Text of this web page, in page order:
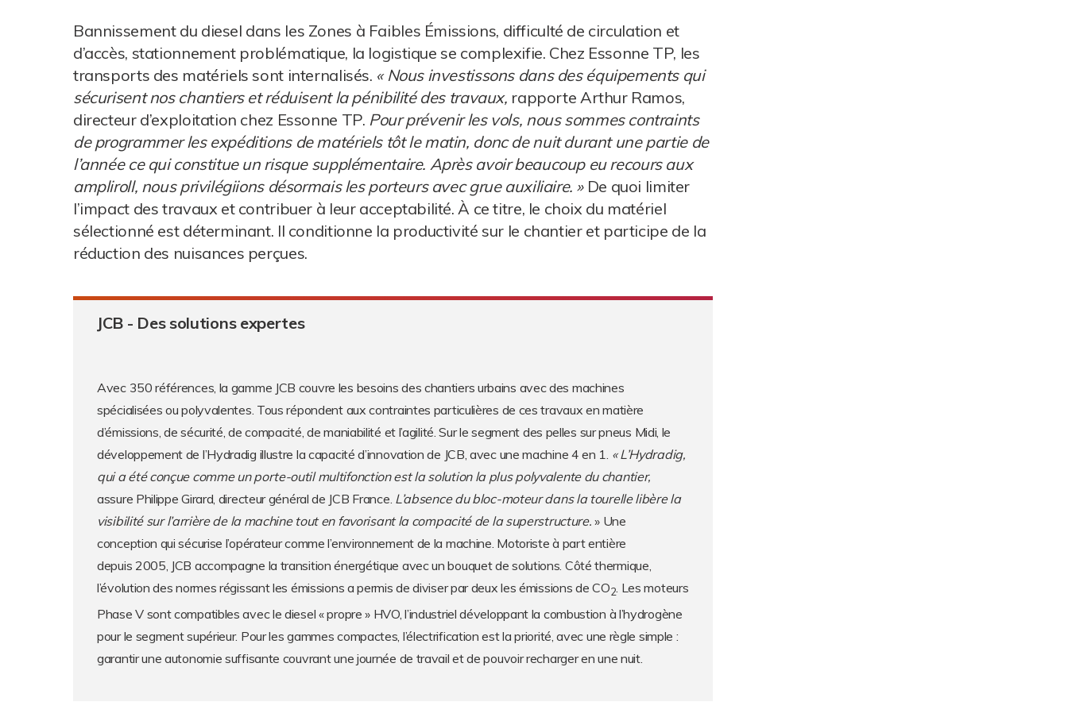
Bannissement du diesel dans les Zones à Faibles Émissions, difficulté de circulation et
d’accès, stationnement problématique, la logistique se complexifie. Chez Essonne TP, les
transports des matériels sont internalisés. « Nous investissons dans des équipements qui
sécurisent nos chantiers et réduisent la pénibilité des travaux, rapporte Arthur Ramos,
directeur d’exploitation chez Essonne TP. Pour prévenir les vols, nous sommes contraints
de programmer les expéditions de matériels tôt le matin, donc de nuit durant une partie de
l’année ce qui constitue un risque supplémentaire. Après avoir beaucoup eu recours aux
ampliroll, nous privilégiions désormais les porteurs avec grue auxiliaire. » De quoi limiter
l’impact des travaux et contribuer à leur acceptabilité. À ce titre, le choix du matériel
sélectionné est déterminant. Il conditionne la productivité sur le chantier et participe de la
réduction des nuisances perçues.
JCB - Des solutions expertes
Avec 350 références, la gamme JCB couvre les besoins des chantiers urbains avec des machines
spécialisées ou polyvalentes. Tous répondent aux contraintes particulières de ces travaux en matière
d’émissions, de sécurité, de compacité, de maniabilité et l’agilité. Sur le segment des pelles sur pneus Midi, le
développement de l’Hydradig illustre la capacité d’innovation de JCB, avec une machine 4 en 1. « L’Hydradig,
qui a été conçue comme un porte-outil multifonction est la solution la plus polyvalente du chantier,
assure Philippe Girard, directeur général de JCB France. L’absence du bloc-moteur dans la tourelle libère la
visibilité sur l’arrière de la machine tout en favorisant la compacité de la superstructure.» Une
conception qui sécurise l’opérateur comme l’environnement de la machine. Motoriste à part entière
depuis 2005, JCB accompagne la transition énergétique avec un bouquet de solutions. Côté thermique,
l’évolution des normes régissant les émissions a permis de diviser par deux les émissions de CO2. Les moteurs
Phase V sont compatibles avec le diesel « propre » HVO, l’industriel développant la combustion à l’hydrogène
pour le segment supérieur. Pour les gammes compactes, l’électrification est la priorité, avec une règle simple :
garantir une autonomie suffisante couvrant une journée de travail et de pouvoir recharger en une nuit.